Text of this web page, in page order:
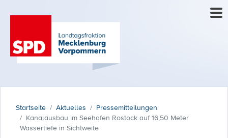
Startseite Aktuelles
Pressemitteilungen
Kanalausbau im Seehafen Rostock auf 16,50 Meter
Wassertiefe in Sichtweite